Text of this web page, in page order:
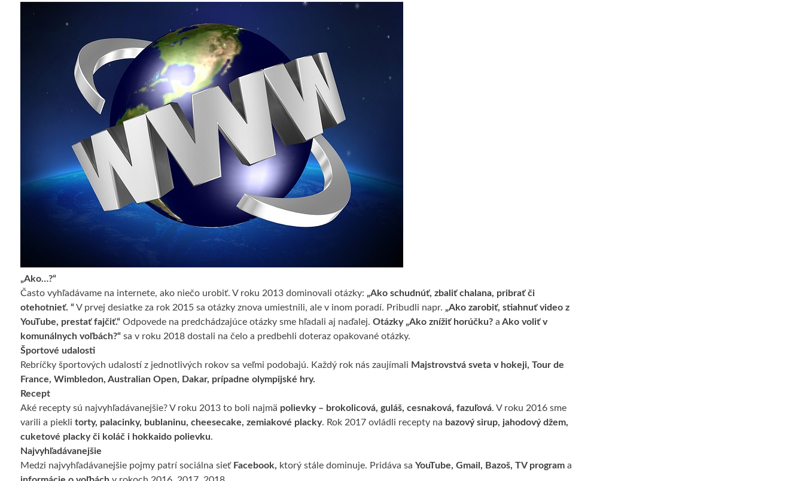
„Ako…?“
Často vyhľadávame na internete, ako niečo urobiť. V roku 2013 dominovali otázky: „Ako schudnúť, zbaliť chalana, pribrať či
otehotnieť. “V prvej desiatke za rok 2015 sa otázky znova umiestnili, ale v inom poradí. Pribudli napr. „Ako zarobiť, stiahnuť video z
YouTube, prestať fajčiť.“Odpovede na predchádzajúce otázky sme hľadali aj naďalej. Otázky „Ako znížiť horúčku? a Ako voliť v
komunálnych voľbách?“sa v roku 2018 dostali na čelo a predbehli doteraz opakované otázky.
Športové udalosti
Rebríčky športových udalostí z jednotlivých rokov sa veľmi podobajú. Každý rok nás zaujímali Majstrovstvá sveta v hokeji, Tour de
France, Wimbledon, Australian Open, Dakar, prípadne olympijské hry.
Recept
Aké recepty sú najvyhľadávanejšie? V roku 2013 to boli najmä polievky – brokolicová, guláš, cesnaková, fazuľová. V roku 2016 sme
varili a piekli torty, palacinky, bublaninu, cheesecake, zemiakové placky. Rok 2017 ovládli recepty na bazový sirup, jahodový džem,
cuketové placky či koláč i hokkaido polievku.
Najvyhľadávanejšie
Medzi najvyhľadávanejšie pojmy patrí sociálna sieť Facebook, ktorý stále dominuje. Pridáva sa YouTube, Gmail, Bazoš, TV programa